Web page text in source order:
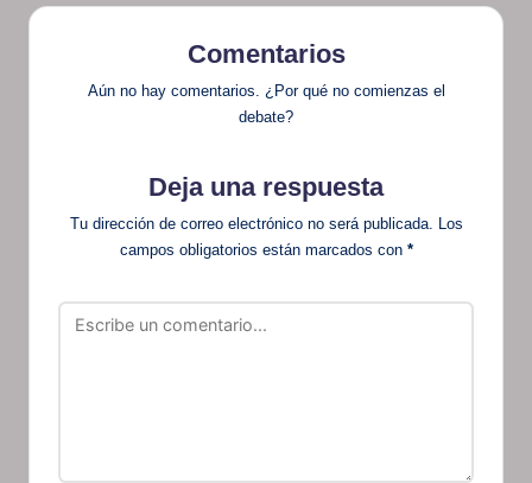
Comentarios
Aún no hay comentarios. ¿Por qué no comienzas el
debate?
Deja una respuesta
Tu dirección de correo electrónico no será publicada.
Los
campos obligatorios están marcados con *